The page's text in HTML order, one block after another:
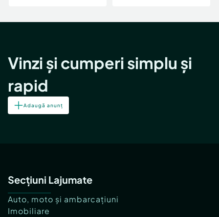
Vinzi și cumperi simplu și
rapid
Adaugă anunț
Secțiuni Lajumate
Auto, moto și ambarcațiuni
Imobiliare